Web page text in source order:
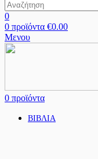
0
0 προϊόντα €0.00
Μενου
0 προϊόντα
ΒΙΒΛΙΑ